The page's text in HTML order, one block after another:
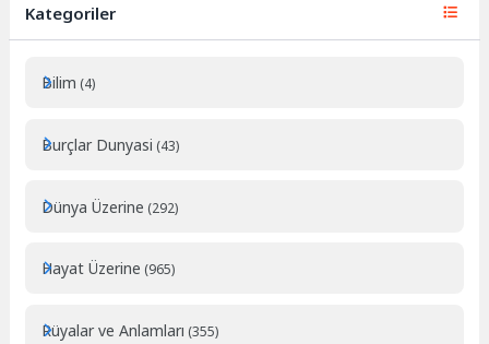
Kategoriler
Bilim (4)
Burçlar Dunyasi (43)
Dünya Üzerine (292)
Hayat Üzerine (965)
Rüyalar ve Anlamları (355)